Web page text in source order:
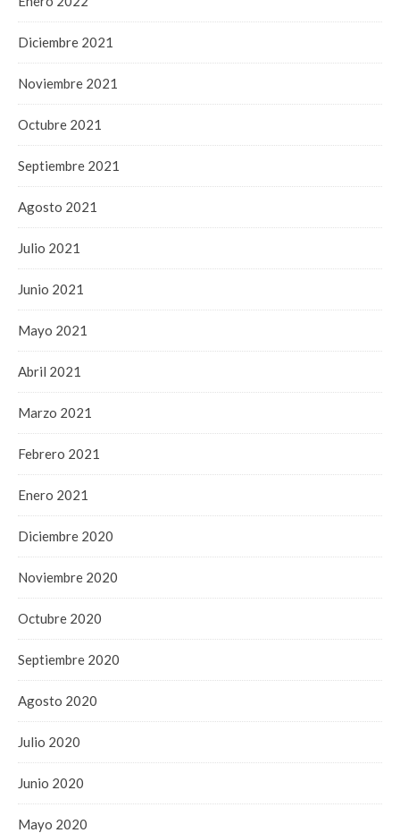
Diciembre 2021
Noviembre 2021
Octubre 2021
Septiembre 2021
Agosto 2021
Julio 2021
Junio 2021
Mayo 2021
Abril 2021
Marzo 2021
Febrero 2021
Enero 2021
Diciembre 2020
Noviembre 2020
Octubre 2020
Septiembre 2020
Agosto 2020
Julio 2020
Junio 2020
Mayo 2020